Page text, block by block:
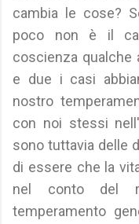
cambia le cose?
poco non è il
coscienza qualche
e due i casi
nostro
con noi stessi
sono tuttavia delle
di essere che la
nel conto del
temperamento